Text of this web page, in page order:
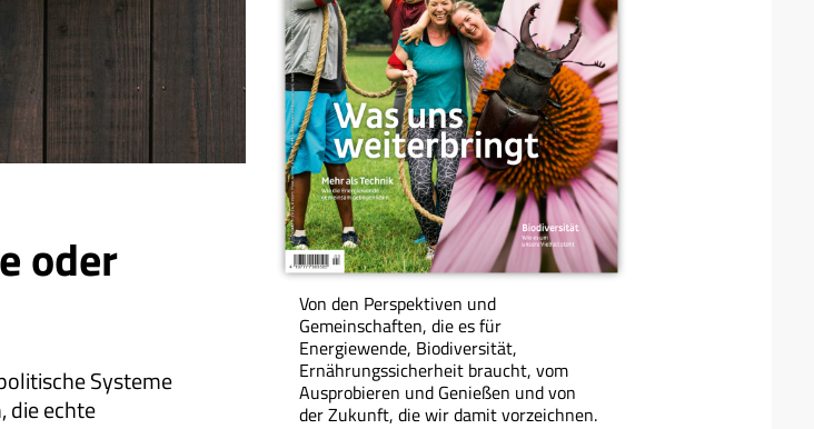
oder
Systeme
die echte
Von den Perspektiven und
Gemeinschaften, die es für
Energiewende, Biodiversität,
Ernährungssicherheit braucht, vom
Ausprobieren und Genießen und von
der Zukunft, die wir damit vorzeichnen.